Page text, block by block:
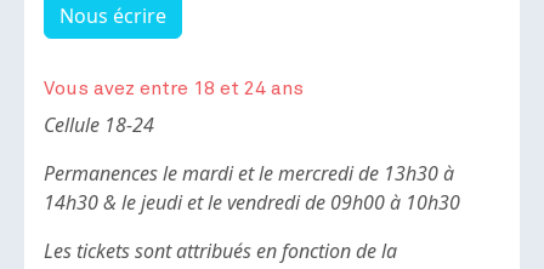
Nous écrire
Vous avez entre 18 et 24 ans
Body
Cellule 18-24
Permanences le mardi et le mercredi de 13h30 à
14h30 & le jeudi et le vendredi de 09h00 à 10h30
Les tickets sont attribués en fonction de la